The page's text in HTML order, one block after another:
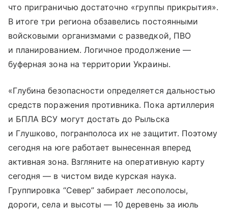
что приграничью достаточно «группы прикрытия».
В итоге три региона обзавелись постоянными
войсковыми организмами с разведкой, ПВО
и планированием. Логичное продолжение —
буферная зона на территории Украины.
«Глубина безопасности определяется дальностью
средств поражения противника. Пока артиллерия
и БПЛА ВСУ могут достать до Рыльска
и Глушково, погранполоса их не защитит. Поэтому
сегодня на юге работает вынесенная вперед
активная зона. Взгляните на оперативную карту
сегодня — в чистом виде курская наука.
Группировка “Север” забирает лесополосы,
дороги, села и высоты — 10 деревень за июль